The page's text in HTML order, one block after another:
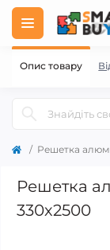
Решетка
Решетка
330х2500
Опис товару